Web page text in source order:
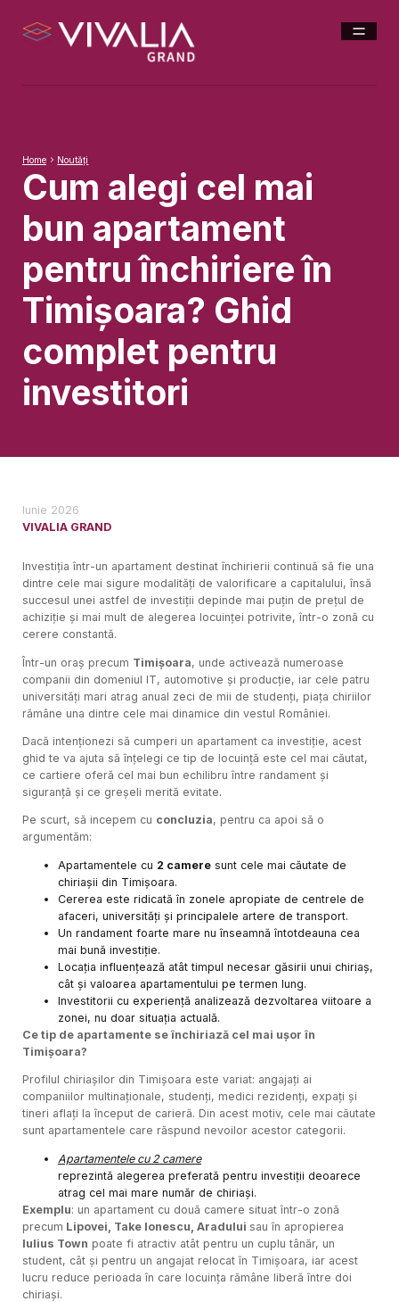
Home Noutăți
Cum alegi cel mai
bun apartament
pentru închiriere în
Timișoara? Ghid
complet pentru
investitori
Iunie 2026
VIVALIA GRAND
Investiția într-un apartament destinat închirierii continuă să fie una
dintre cele mai sigure modalități de valorificare a capitalului, însă
succesul unei astfel de investiții depinde mai puțin de prețul de
achiziție și mai mult de alegerea locuinței potrivite, într-o zonă cu
cerere constantă.
Într-un oraș precum Timișoara, unde activează numeroase
companii din domeniul IT, automotive și producție, iar cele patru
universități mari atrag anual zeci de mii de studenți, piața chiriilor
rămâne una dintre cele mai dinamice din vestul României.
Dacă intenționezi să cumperi un apartament ca investiție, acest
ghid te va ajuta să înțelegi ce tip de locuință este cel mai căutat,
ce cartiere oferă cel mai bun echilibru între randament și
siguranță și ce greșeli merită evitate.
Pe scurt, să incepem cu concluzia, pentru ca apoi să o
argumentăm:
Apartamentele cu 2 cameresunt cele mai căutate de
chiriașii din Timișoara.
Cererea este ridicată în zonele apropiate de centrele de
afaceri, universități și principalele artere de transport.
Un randament foarte mare nu înseamnă întotdeauna cea
mai bună investiție.
Locația influențează atât timpul necesar găsirii unui chiriaș,
cât și valoarea apartamentului pe termen lung.
Investitorii cu experiență analizează dezvoltarea viitoare a
zonei, nu doar situația actuală.
Ce tip de apartamente se închiriază cel mai ușor în
Timișoara?
Profilul chiriașilor din Timișoara este variat: angajați ai
companiilor multinaționale, studenți, medici rezidenți, expați și
tineri aflați la început de carieră. Din acest motiv, cele mai căutate
sunt apartamentele care răspund nevoilor acestor categorii.
Apartamentele cu 2 camere
reprezintă alegerea preferată pentru investiții deoarece
atrag cel mai mare număr de chiriași.
Exemplu: un apartament cu două camere situat într-o zonă
precum Lipovei, Take Ionescu, Aradului sau în apropierea
Iulius Town poate fi atractiv atât pentru un cuplu tânăr, un
student, cât și pentru un angajat relocat în Timișoara, iar acest
lucru reduce perioada în care locuința rămâne liberă între doi
chiriași.